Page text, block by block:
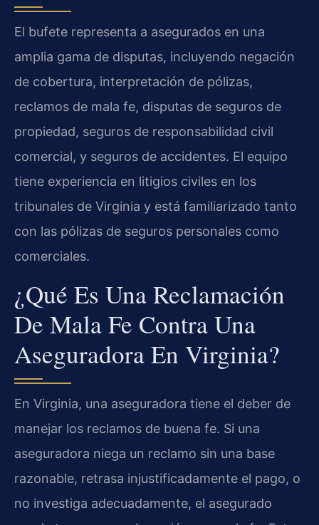
El bufete representa a asegurados en una
amplia gama de disputas, incluyendo negación
de cobertura, interpretación de pólizas,
reclamos de mala fe, disputas de seguros de
propiedad, seguros de responsabilidad civil
comercial, y seguros de accidentes. El equipo
tiene experiencia en litigios civiles en los
tribunales de Virginia y está familiarizado tanto
con las pólizas de seguros personales como
comerciales.
¿Qué Es Una Reclamación
De Mala Fe Contra Una
Aseguradora En Virginia?
En Virginia, una aseguradora tiene el deber de
manejar los reclamos de buena fe. Si una
aseguradora niega un reclamo sin una base
razonable, retrasa injustificadamente el pago, o
no investiga adecuadamente, el asegurado